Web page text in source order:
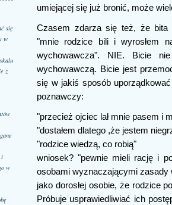
się
w
z
i
w
umiejącej się już bronić, może
Czasem zdarza się też, że bita
"mnie rodzice bili i wyrosłem
wychowawcza". NIE. Bicie
wychowawczą. Bicie jest
się w jakiś sposób
poznawczy:
"przecież ojciec lał mnie pasem i
"dostałem dlatego ,że jestem
"rodzice wiedzą, co robią"
wniosek? "pewnie mieli rację i
osobami wyznaczającymi zasady
jako dorosłej osobie, że rodzice
Próbuje usprawiedliwiać ich